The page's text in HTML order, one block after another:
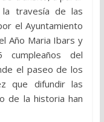
travesía de las
el Ayuntamiento
Año Maria Ibars y
cumpleaños del
el paseo de los
que difundir las
de la historia han